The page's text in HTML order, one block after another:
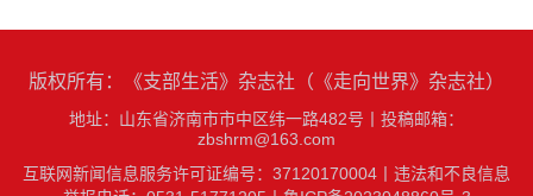
版权所有：《支部生活》杂志社（《走向世界》杂志社）
地址：山东省济南市市中区纬一路482号
投稿邮箱：
zbshrm@163.com
互联网新闻信息服务许可证编号：37120170004丨 违法和不良信息